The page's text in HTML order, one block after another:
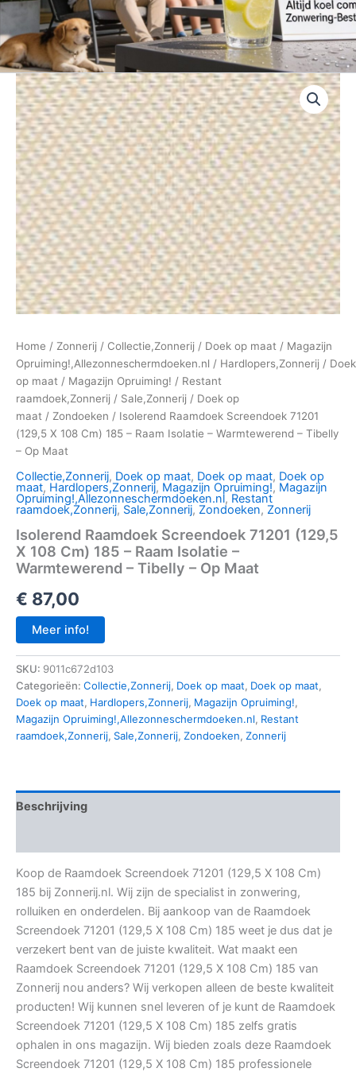
Home / Zonnerij / Collectie,Zonnerij / Doek op maat / Magazijn
Opruiming!,Allezonneschermdoeken.nl / Hardlopers,Zonnerij / Doek
op maat / Magazijn Opruiming! / Restant
raamdoek,Zonnerij / Sale,Zonnerij / Doek op
maat / Zondoeken / Isolerend Raamdoek Screendoek 71201
(129,5 X 108 Cm) 185 – Raam Isolatie – Warmtewerend – Tibelly
– Op Maat
Collectie,Zonnerij, Doek op maat, Doek op maat, Doek op
maat, Hardlopers,Zonnerij, Magazijn Opruiming!, Magazijn
Opruiming!,Allezonneschermdoeken.nl, Restant
raamdoek,Zonnerij, Sale,Zonnerij, Zondoeken, Zonnerij
Isolerend Raamdoek Screendoek 71201 (129,5
X 108 Cm) 185 – Raam Isolatie –
Warmtewerend – Tibelly – Op Maat
€ 87,00
Meer info!
SKU: 9011c672d103
Categorieën: Collectie,Zonnerij, Doek op maat, Doek op maat,
Doek op maat, Hardlopers,Zonnerij, Magazijn Opruiming!,
Magazijn Opruiming!,Allezonneschermdoeken.nl, Restant
raamdoek,Zonnerij, Sale,Zonnerij, Zondoeken, Zonnerij
Beschrijving
Koop de Raamdoek Screendoek 71201 (129,5 X 108 Cm)
185 bij Zonnerij.nl. Wij zijn de specialist in zonwering,
rolluiken en onderdelen. Bij aankoop van de Raamdoek
Screendoek 71201 (129,5 X 108 Cm) 185 weet je dus dat je
verzekert bent van de juiste kwaliteit. Wat maakt een
Raamdoek Screendoek 71201 (129,5 X 108 Cm) 185 van
Zonnerij nou anders? Wij verkopen alleen de beste kwaliteit
producten! Wij kunnen snel leveren of je kunt de Raamdoek
Screendoek 71201 (129,5 X 108 Cm) 185 zelfs gratis
ophalen in ons magazijn. Wij bieden zoals deze Raamdoek
Screendoek 71201 (129,5 X 108 Cm) 185 professionele